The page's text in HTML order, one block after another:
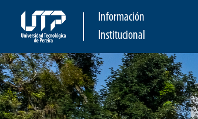
Información
Institucional